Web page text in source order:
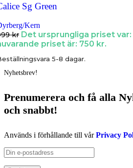
Sg Green
Kern
kr Det ursprungliga priset
priset är: 750 kr.
5-8 dagar.
Nyhetsbrev!
Prenumerera och få alla
och snabbt!
Används i förhållande till vårPrivacy